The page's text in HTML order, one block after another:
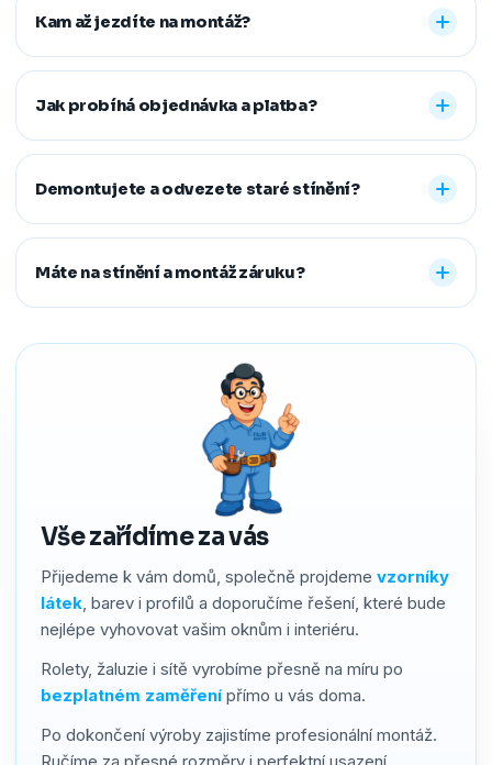
Vše zařídíme za vás
Přijedeme k vám domů, společně projdeme vzorníky
látek, barev i profilů a doporučíme řešení, které bude
nejlépe vyhovovat vašim oknům i interiéru.
Rolety, žaluzie i sítě vyrobíme přesně na míru po
bezplatném zaměření přímo u vás doma.
Po dokončení výroby zajistíme profesionální montáž.
zabere 1–2 hodiny, větší zakázky zvládneme během
jednoho dne. Pokud na termín spěcháte, vždy se snažíme
Kam až jezdíte na montáž?
Působíme především v Moravskoslezském,
Pardubickém a Zlínském kraji, na Vysočině a v Praze. V
rámci našeho regionu dopravu neúčtujeme, vzdálenější
Jak probíhá objednávka a platba?
Stačí nám zavolat, napsat nebo vyplnit nezávazný
formulář. Po výběru řešení skládáte zálohu na materiál a
doplatek hradíte až po dokončené montáži, když je vše
hotové a vy spokojení. Preferujeme platbu převodem,
Demontujete a odvezete staré stínění?
Ano. Staré žaluzie nebo rolety za vás profesionálně
předem říct a o všechno se postaráme, abyste neměli
žádné starosti navíc.
Máte na stínění a montáž záruku?
podle typu stínění. Používáme kvalitní materiály a precizní
zpracování, a pokud by přesto bylo potřeba cokoliv řešit,
náš servis vyřídíme rychle a férově.